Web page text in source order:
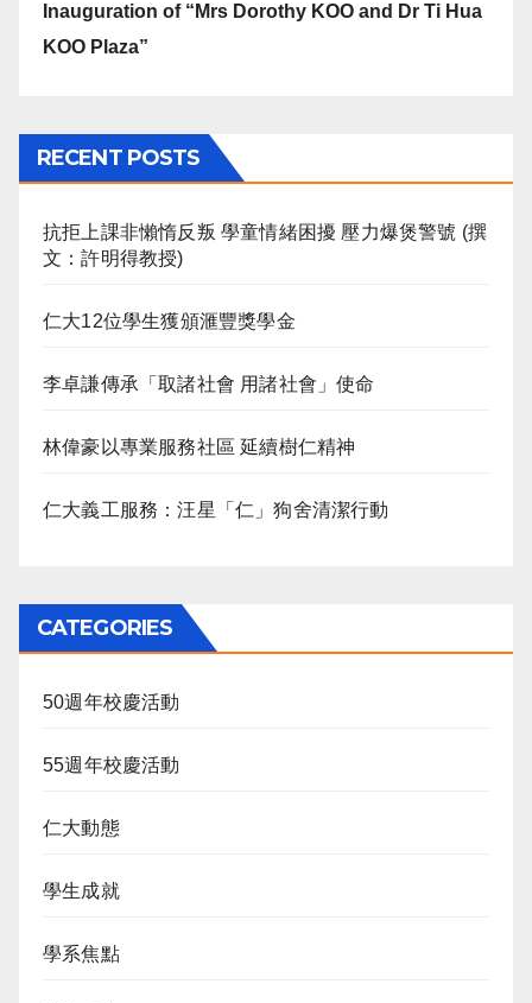
Inauguration of “Mrs Dorothy KOO and Dr Ti Hua
KOO Plaza”
RECENT POSTS
抗拒上課非懶惰反叛 學童情緒困擾 壓力爆煲警號 (撰
文：許明得教授)
仁大12位學生獲頒滙豐獎學金
李卓謙傳承「取諸社會 用諸社會」使命
林偉豪以專業服務社區 延續樹仁精神
仁大義工服務：汪星「仁」狗舍清潔行動
CATEGORIES
50週年校慶活動
55週年校慶活動
仁大動態
學生成就
學系焦點